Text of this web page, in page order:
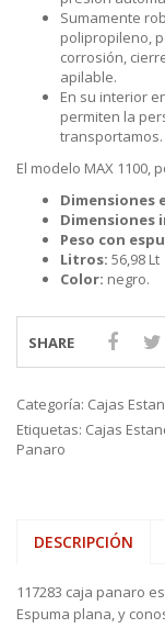
Sumamente
polipropileno,
corrosión,
apilable.
En su interior
permiten la
transportamos.
El modelo MAX 1100,
Dimensiones
Dimensiones
Peso con
Litros: 56,98 Lt
Color: negro.
SHARE
Categoría: Cajas
Etiquetas: Cajas
Panaro
DESCRIPCIÓN
117283 caja panaro
Espuma plana, y